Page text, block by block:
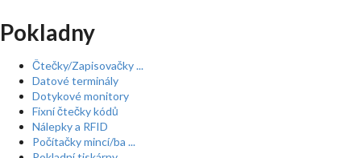
Pokladny
Čtečky/Zapisovačky ...
Datové terminály
Dotykové monitory
Fixní čtečky kódů
Nálepky a RFID
Počítačky mincí/ba ...